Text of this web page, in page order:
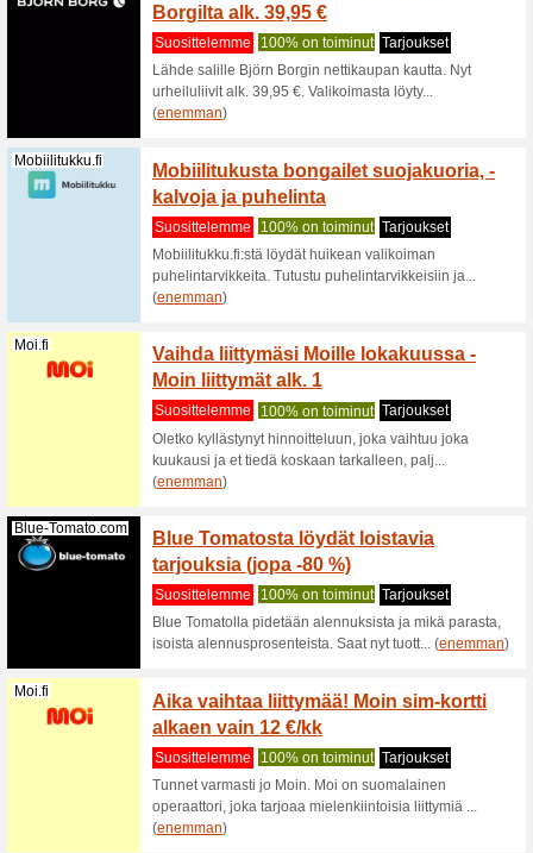
Na-Kd.com
Tilaa
ja
Lufthansa.com
Tarkista
Matkapojat.fi